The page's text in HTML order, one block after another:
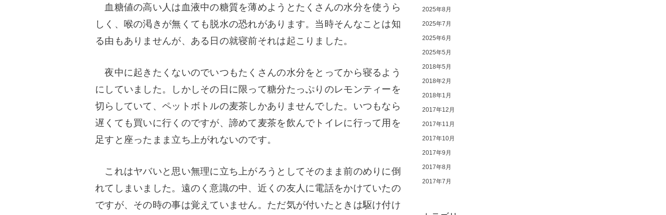
血糖値の高い人は血液中の糖質を薄めようとたくさんの水分を使うら
しく、喉の渇きが無くても脱水の恐れがあります。当時そんなことは知
る由もありませんが、ある日の就寝前それは起こりました。
夜中に起きたくないのでいつもたくさんの水分をとってから寝るよう
にしていました。しかしその日に限って糖分たっぷりのレモンティーを
切らしていて、ペットボトルの麦茶しかありませんでした。いつもなら
遅くても買いに行くのですが、諦めて麦茶を飲んでトイレに行って用を
足すと座ったまま立ち上がれないのです。
これはヤバいと思い無理に立ち上がろうとしてそのまま前のめりに倒
れてしまいました。遠のく意識の中、近くの友人に電話をかけていたの
ですが、その時の事は覚えていません。ただ気が付いたときは駆け付け
2025年8月
2025年7月
2025年6月
2025年5月
2018年5月
2018年2月
2018年1月
2017年12月
2017年11月
2017年10月
2017年9月
2017年8月
2017年7月